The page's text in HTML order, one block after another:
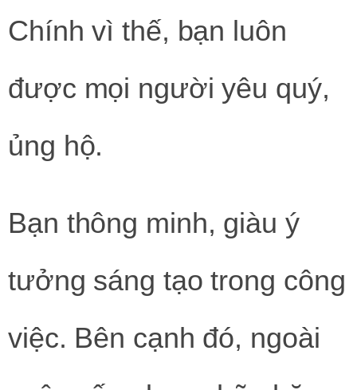
Chính vì thế, bạn luôn
được mọi người yêu quý,
ủng hộ.
Bạn thông minh, giàu ý
tưởng sáng tạo trong công
việc. Bên cạnh đó, ngoài